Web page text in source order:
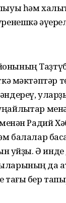
һәм
мәктәптәр
Радий
балалар
ҡуйҙы. Ә
да
тағы бер